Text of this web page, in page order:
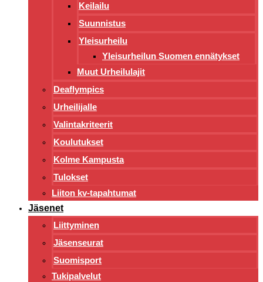
Keilailu
Suunnistus
Yleisurheilu
Yleisurheilun Suomen ennätykset
Muut Urheilulajit
Deaflympics
Urheilijalle
Valintakriteerit
Koulutukset
Kolme Kampusta
Tulokset
Liiton kv-tapahtumat
Jäsenet
Liittyminen
Jäsenseurat
Suomisport
Tukipalvelut